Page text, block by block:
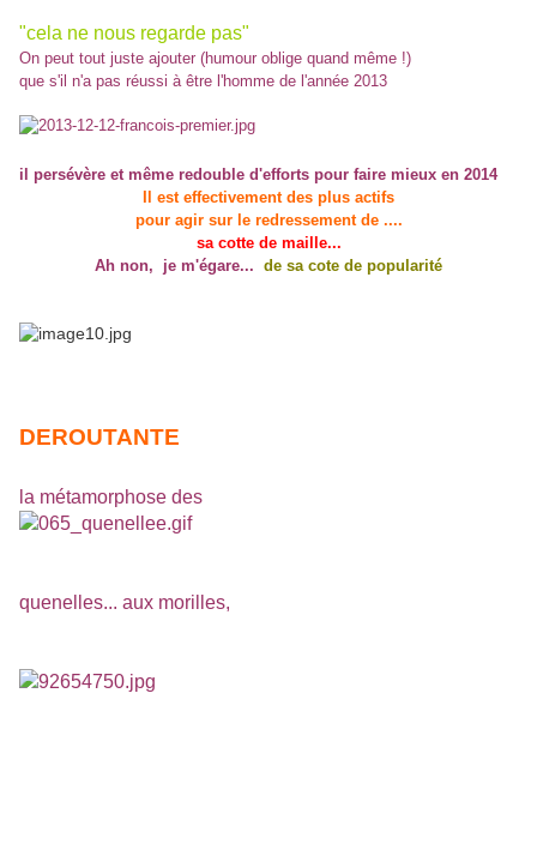
"cela ne nous regarde pas"
On peut tout juste ajouter (humour oblige quand même !)
que s'il n'a pas réussi à être l'homme de l'année 2013
il persévère et même redouble d'efforts pour faire mieux en 2014
Il est effectivement des plus actifs
pour agir sur le redressement de ....
sa cotte de maille...
Ah non, je m'égare... de sa cote de popularité
DEROUTANTE
la métamorphose des
quenelles... aux morilles,